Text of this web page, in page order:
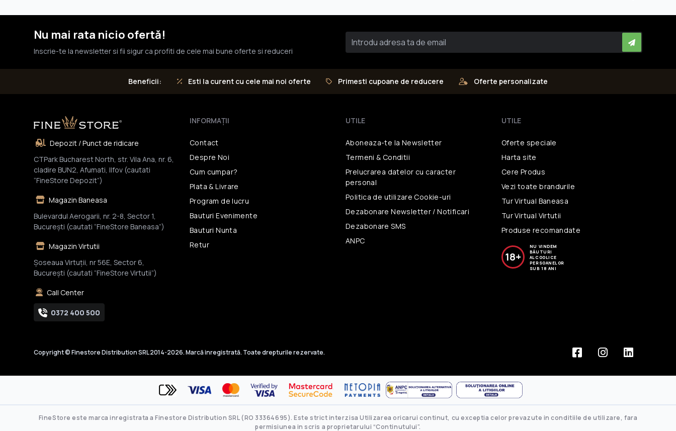
Nu mai rata nicio ofertă!
Inscrie-te la newsletter si fii sigur ca profiti de cele mai bune oferte si reduceri
Beneficii: Esti la curent cu cele mai noi oferte Primesti cupoane de reducere Oferte personalizate
Depozit / Punct de ridicare
CTPark Bucharest North, str. Vila Ana, nr. 6,
cladire BUN2, Afumati, Ilfov (cautati
“FineStore Depozit”)
Magazin Baneasa
Bulevardul Aerogarii, nr. 2-8, Sector 1,
Bucureşti (cautati “FineStore Baneasa”)
Magazin Virtutii
Șoseaua Virtuții, nr 56E, Sector 6,
București (cautati “FineStore Virtutii”)
Call Center
0372 400 500
INFORMAŢII
Contact
Despre Noi
Cum cumpar?
Plata & Livrare
Program de lucru
Bauturi Evenimente
Bauturi Nunta
Retur
UTILE
Aboneaza-te la Newsletter
Termeni & Conditii
Prelucrarea datelor cu caracter
personal
Politica de utilizareCookie-uri
Dezabonare Newsletter / Notificari
Dezabonare SMS
ANPC
UTILE
Oferte speciale
Harta site
Cere Produs
Vezi toate brandurile
Tur Virtual Baneasa
Tur Virtual Virtutii
Produse recomandate
18+
NU VINDEM
BĂUTURI
ALCOOLICE
PERSOANELOR
SUB 18 ANI
Copyright © Finestore Distribution SRL 2014-2026. Marcă inregistrată. Toate drepturile rezervate.
FineStore este marca inregistrata a Finestore Distribution SRL (RO 33364695). Este strict interzisa Utilizarea oricarui continut, cu exceptia celor prevazute in conditiile de utilizare, fara
permisiunea in scris a proprietarului “Continutului”.